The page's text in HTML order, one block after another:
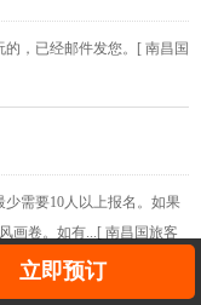
的，已经邮件发您。[ 南昌国
需要10人以上报名。如果
画卷。如有...[ 南昌国旅客
立即预订